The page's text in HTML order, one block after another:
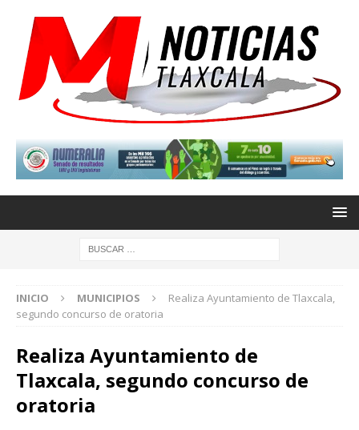
INICIO MUNICIPIOS
Realiza Ayuntamiento de Tlaxcala,
segundo concurso de oratoria
Realiza Ayuntamiento de
Tlaxcala, segundo concurso de
oratoria